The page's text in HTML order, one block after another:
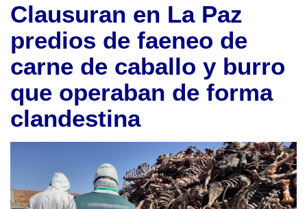
Clausuran en La Paz
predios de faeneo de
carne de caballo y burro
que operaban de forma
clandestina